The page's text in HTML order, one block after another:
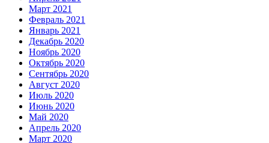
Март 2021
Февраль 2021
Январь 2021
Декабрь 2020
Ноябрь 2020
Октябрь 2020
Сентябрь 2020
Август 2020
Июль 2020
Июнь 2020
Май 2020
Апрель 2020
Март 2020